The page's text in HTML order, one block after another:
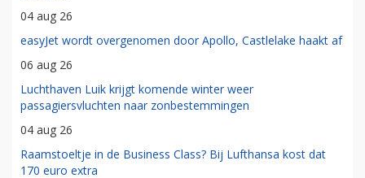
04 aug 26
easyJet wordt overgenomen door Apollo, Castlelake haakt af
06 aug 26
Luchthaven Luik krijgt komende winter weer
passagiersvluchten naar zonbestemmingen
04 aug 26
Raamstoeltje in de Business Class? Bij Lufthansa kost dat
170 euro extra